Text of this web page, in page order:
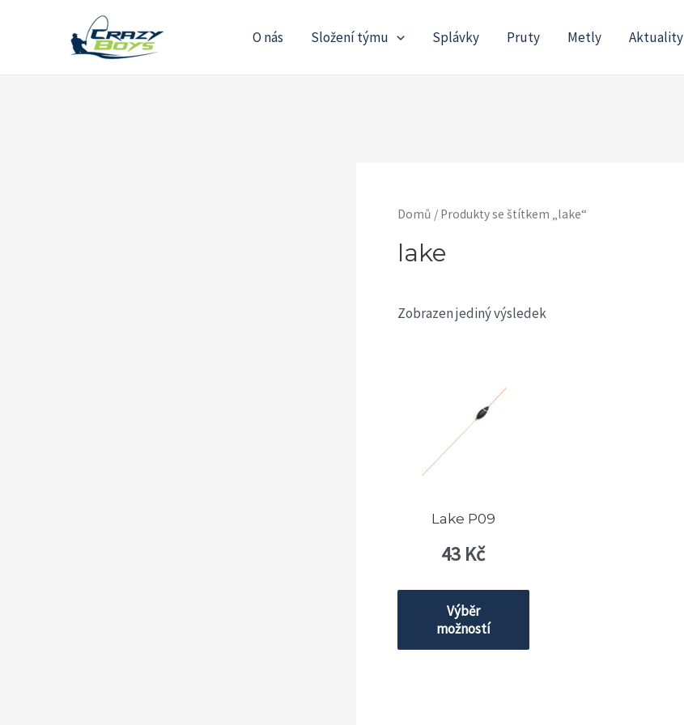
O nás
Složení týmu Splávky Pruty Metly Aktuality
Domů / Produkty se štítkem „lake“
lake
Zobrazen jediný výsledek
Lake P09
43 Kč
Výběr
možností